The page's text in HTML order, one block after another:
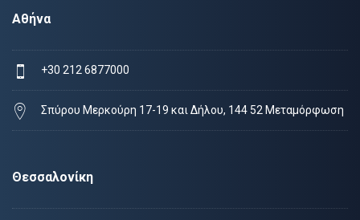
Αθήνα
+30 212 6877000
Σπύρου Μερκούρη 17-19 και Δήλου, 144 52 Μεταμόρφωση
Θεσσαλονίκη